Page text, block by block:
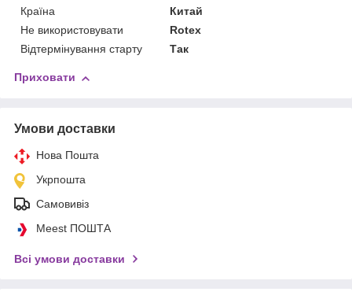
Країна
Китай
Не використовувати
Rotex
Відтермінування старту
Так
Приховати
Умови доставки
Нова Пошта
Укрпошта
Самовивіз
Meest ПОШТА
Всі умови доставки